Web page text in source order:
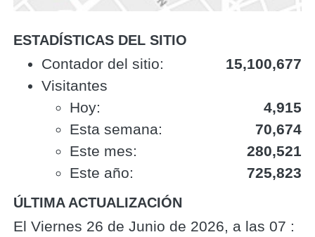
ESTADÍSTICAS DEL SITIO
‎Contador del sitio:‎
15,100,677
Visitantes
Hoy:
4,915
Esta semana:
70,674
Este mes:
280,521
Este año:
725,823
ÚLTIMA ACTUALIZACIÓN
El Viernes 26 de Junio de 2026, a las 07 :